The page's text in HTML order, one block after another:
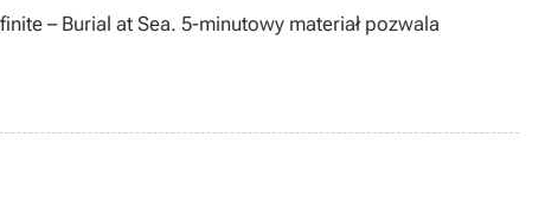
– Burial at Sea. 5-minutowy materiał pozwala